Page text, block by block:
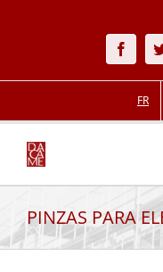
FR
PINZAS PARA